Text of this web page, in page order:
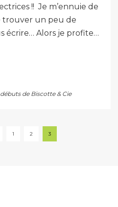
!! Je m’ennuie de
trouver un peu de
écrire… Alors je profite…
débuts de Biscotte & Cie
1 2 3